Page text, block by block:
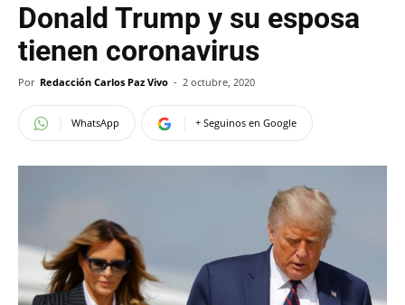
Donald Trump y su esposa
tienen coronavirus
Por Redacción Carlos Paz Vivo - 2 octubre, 2020
WhatsApp + Seguinos en Google